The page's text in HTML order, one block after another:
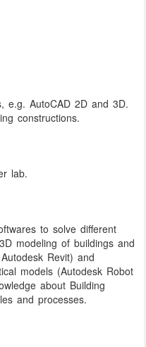
e.g. AutoCAD 2D and 3D.
constructions.
lab.
to solve different
modeling of buildings and
Revit) and
models (Autodesk Robot
about Building
and processes.